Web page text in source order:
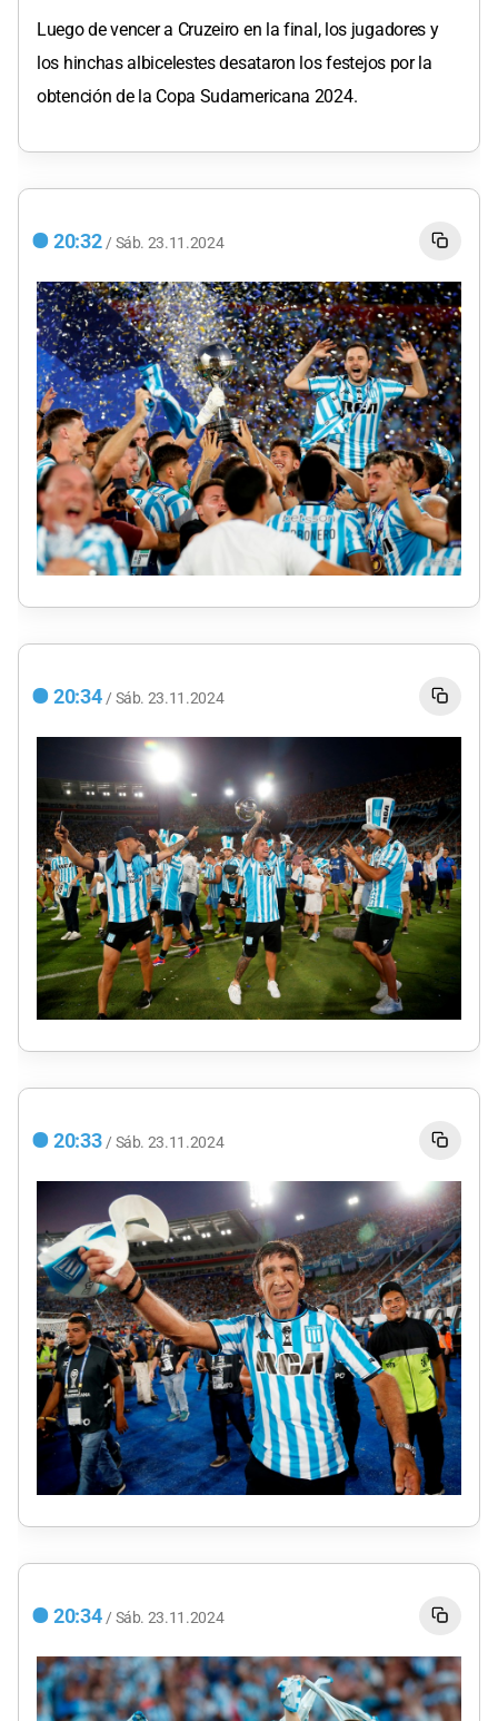
Luego de vencer a Cruzeiro en la final, los jugadores y
los hinchas albicelestes desataron los festejos por la
obtención de la Copa Sudamericana 2024.
20:32 / Sáb. 23.11.2024
20:34 / Sáb. 23.11.2024
20:33 / Sáb. 23.11.2024
20:34 / Sáb. 23.11.2024